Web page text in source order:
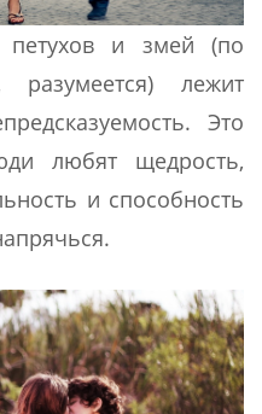
и змей (по
разумеется) лежит
Это
любят щедрость,
и способность